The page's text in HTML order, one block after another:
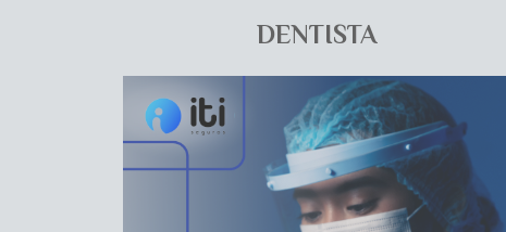
DENTISTA